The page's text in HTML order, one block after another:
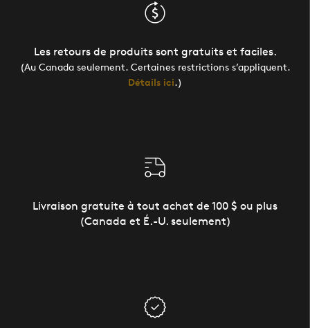
Les retours de produits sont gratuits et faciles.
(Au Canada seulement. Certaines restrictions s’appliquent.
Détails ici.)
Livraison gratuite à tout achat de 100 $ ou plus
(Canada et É.-U. seulement)